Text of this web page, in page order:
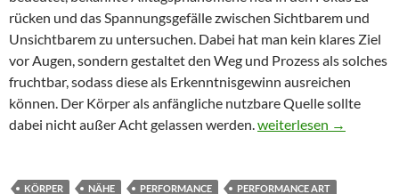
rücken und das Spannungsgefälle zwischen Sichtbarem und
Unsichtbarem zu untersuchen. Dabei hat man kein klares Ziel
vor Augen, sondern gestaltet den Weg und Prozess als solches
fruchtbar, sodass diese als Erkenntnisgewinn ausreichen
können. Der Körper als anfängliche nutzbare Quelle sollte
dabei nicht außer Acht gelassen werden. weiterlesen →
KÖRPER NÄHE PERFORMANCE
PERFORMANCE ART